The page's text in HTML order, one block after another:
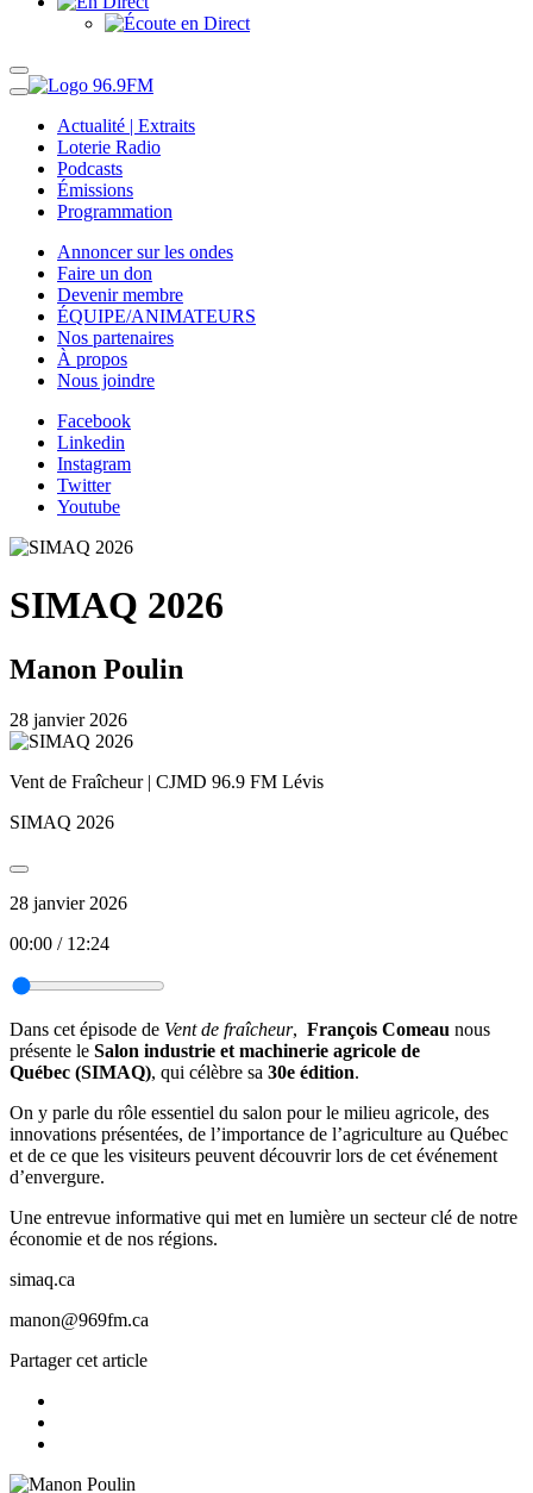
Actualité | Extraits
Loterie Radio
Podcasts
Émissions
Programmation
Annoncer sur les ondes
Faire un don
Devenir membre
ÉQUIPE/ANIMATEURS
Nos partenaires
À propos
Nous joindre
Facebook
Linkedin
Instagram
Twitter
Youtube
SIMAQ 2026
Manon Poulin
28 janvier 2026
Vent de Fraîcheur | CJMD 96.9 FM Lévis
SIMAQ 2026
28 janvier 2026
00:00 / 12:24
Dans cet épisode de Vent de fraîcheur, François Comeau nous
présente le Salon industrie et machinerie agricole de
Québec (SIMAQ), qui célèbre sa 30e édition.
On y parle du rôle essentiel du salon pour le milieu agricole, des
innovations présentées, de l’importance de l’agriculture au Québec
et de ce que les visiteurs peuvent découvrir lors de cet événement
d’envergure.
Une entrevue informative qui met en lumière un secteur clé de notre
économie et de nos régions.
simaq.ca
manon@969fm.ca
Partager cet article